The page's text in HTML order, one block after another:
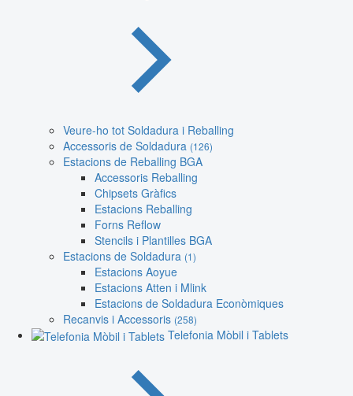
Veure-ho tot Soldadura i Reballing
Accessoris de Soldadura (126)
Estacions de Reballing BGA
Accessoris Reballing
Chipsets Gràfics
Estacions Reballing
Forns Reflow
Stencils i Plantilles BGA
Estacions de Soldadura (1)
Estacions Aoyue
Estacions Atten i Mlink
Estacions de Soldadura Econòmiques
Recanvis i Accessoris (258)
Telefonia Mòbil i Tablets